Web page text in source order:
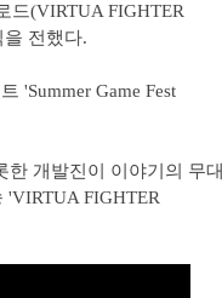
드(VIRTUA FIGHTER
을 전했다.
'Summer Game Fest
개발진이 이야기의 무대
FIGHTER